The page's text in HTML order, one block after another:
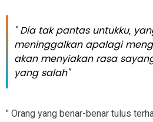
" Dia tak pantas untukku,
meninggalkan apalagi
akan menyiakan rasa
yang salah"
" Orang yang benar-benar tulus